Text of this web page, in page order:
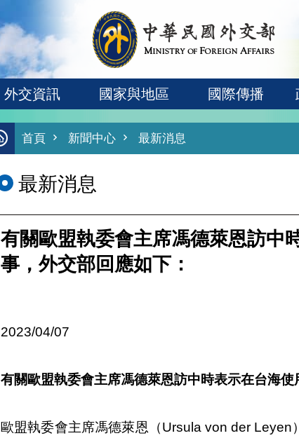
外交資訊 國家與地區 國際傳播
首頁 新聞中心 最新消息
最新消息
有關歐盟執委會主席馮德萊恩訪中
事，外交部回應如下：
2023/04/07
有關歐盟執委會主席馮德萊恩訪中時表示在台海
歐盟執委會主席馮德萊恩（Ursula von der